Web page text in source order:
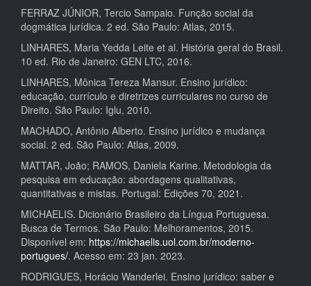
FERRAZ JÚNIOR, Tercio Sampaio. Função social da
dogmática jurídica. 2 ed. São Paulo: Atlas, 2015.
LINHARES, Maria Yedda Leite et al. História geral do Brasil.
10 ed. Rio de Janeiro: GEN LTC, 2016.
LINHARES, Mônica Tereza Mansur. Ensino jurídico:
educação, currículo e diretrizes curriculares no curso de
Direito. São Paulo: Iglu, 2010.
MACHADO, Antônio Alberto. Ensino jurídico e mudança
social. 2 ed. São Paulo: Atlas, 2009.
MATTAR, João; RAMOS, Daniela Karine. Metodologia da
pesquisa em educação: abordagens qualitativas,
quantitativas e mistas. Portugal: Edições 70, 2021.
MICHAELIS. Dicionário Brasileiro da Língua Portuguesa.
Busca de Termos. São Paulo: Melhoramentos, 2015.
Disponível em: https://michaelis.uol.com.br/moderno-
portugues/. Acesso em: 23 jan. 2023.
RODRIGUES, Horácio Wanderlei. Ensino jurídico: saber e